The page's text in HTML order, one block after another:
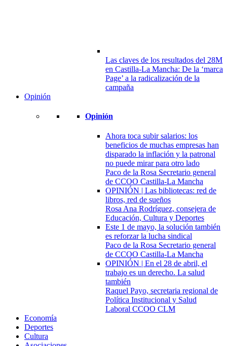
Las claves de los resultados del 28M
en Castilla-La Mancha: De la ‘marca
Page’ a la radicalización de la
campaña
Opinión
Opinión
Ahora toca subir salarios: los
beneficios de muchas empresas han
disparado la inflación y la patronal
no puede mirar para otro lado
Paco de la Rosa Secretario general
de CCOO Castilla-La Mancha
OPINIÓN | Las bibliotecas: red de
libros, red de sueños
Rosa Ana Rodríguez, consejera de
Educación, Cultura y Deportes
Este 1 de mayo, la solución también
es reforzar la lucha sindical
Paco de la Rosa Secretario general
de CCOO Castilla-La Mancha
OPINIÓN | En el 28 de abril, el
trabajo es un derecho. La salud
también
Raquel Payo, secretaria regional de
Política Institucional y Salud
Laboral CCOO CLM
Economía
Deportes
Cultura